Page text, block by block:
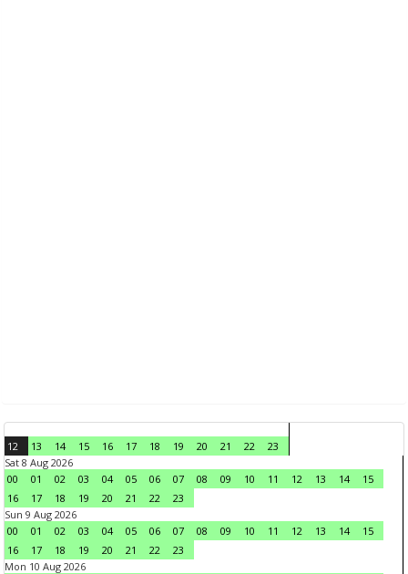
12 13 14 15 16 17 18 19 20 21 22
23
Sat 8 Aug 2026
00
01 02 03 04 05 06 07 08 09 10 11 12 13 14
15
16
17 18 19 20 21 22
23
Sun 9 Aug 2026
00
01 02 03 04 05 06 07 08 09 10 11 12 13 14
15
16
17 18 19 20 21 22
23
Mon 10 Aug 2026